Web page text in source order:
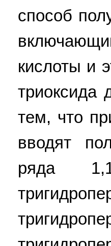
способ
кислоты и
триоксида
тем, что
вводят
ряда